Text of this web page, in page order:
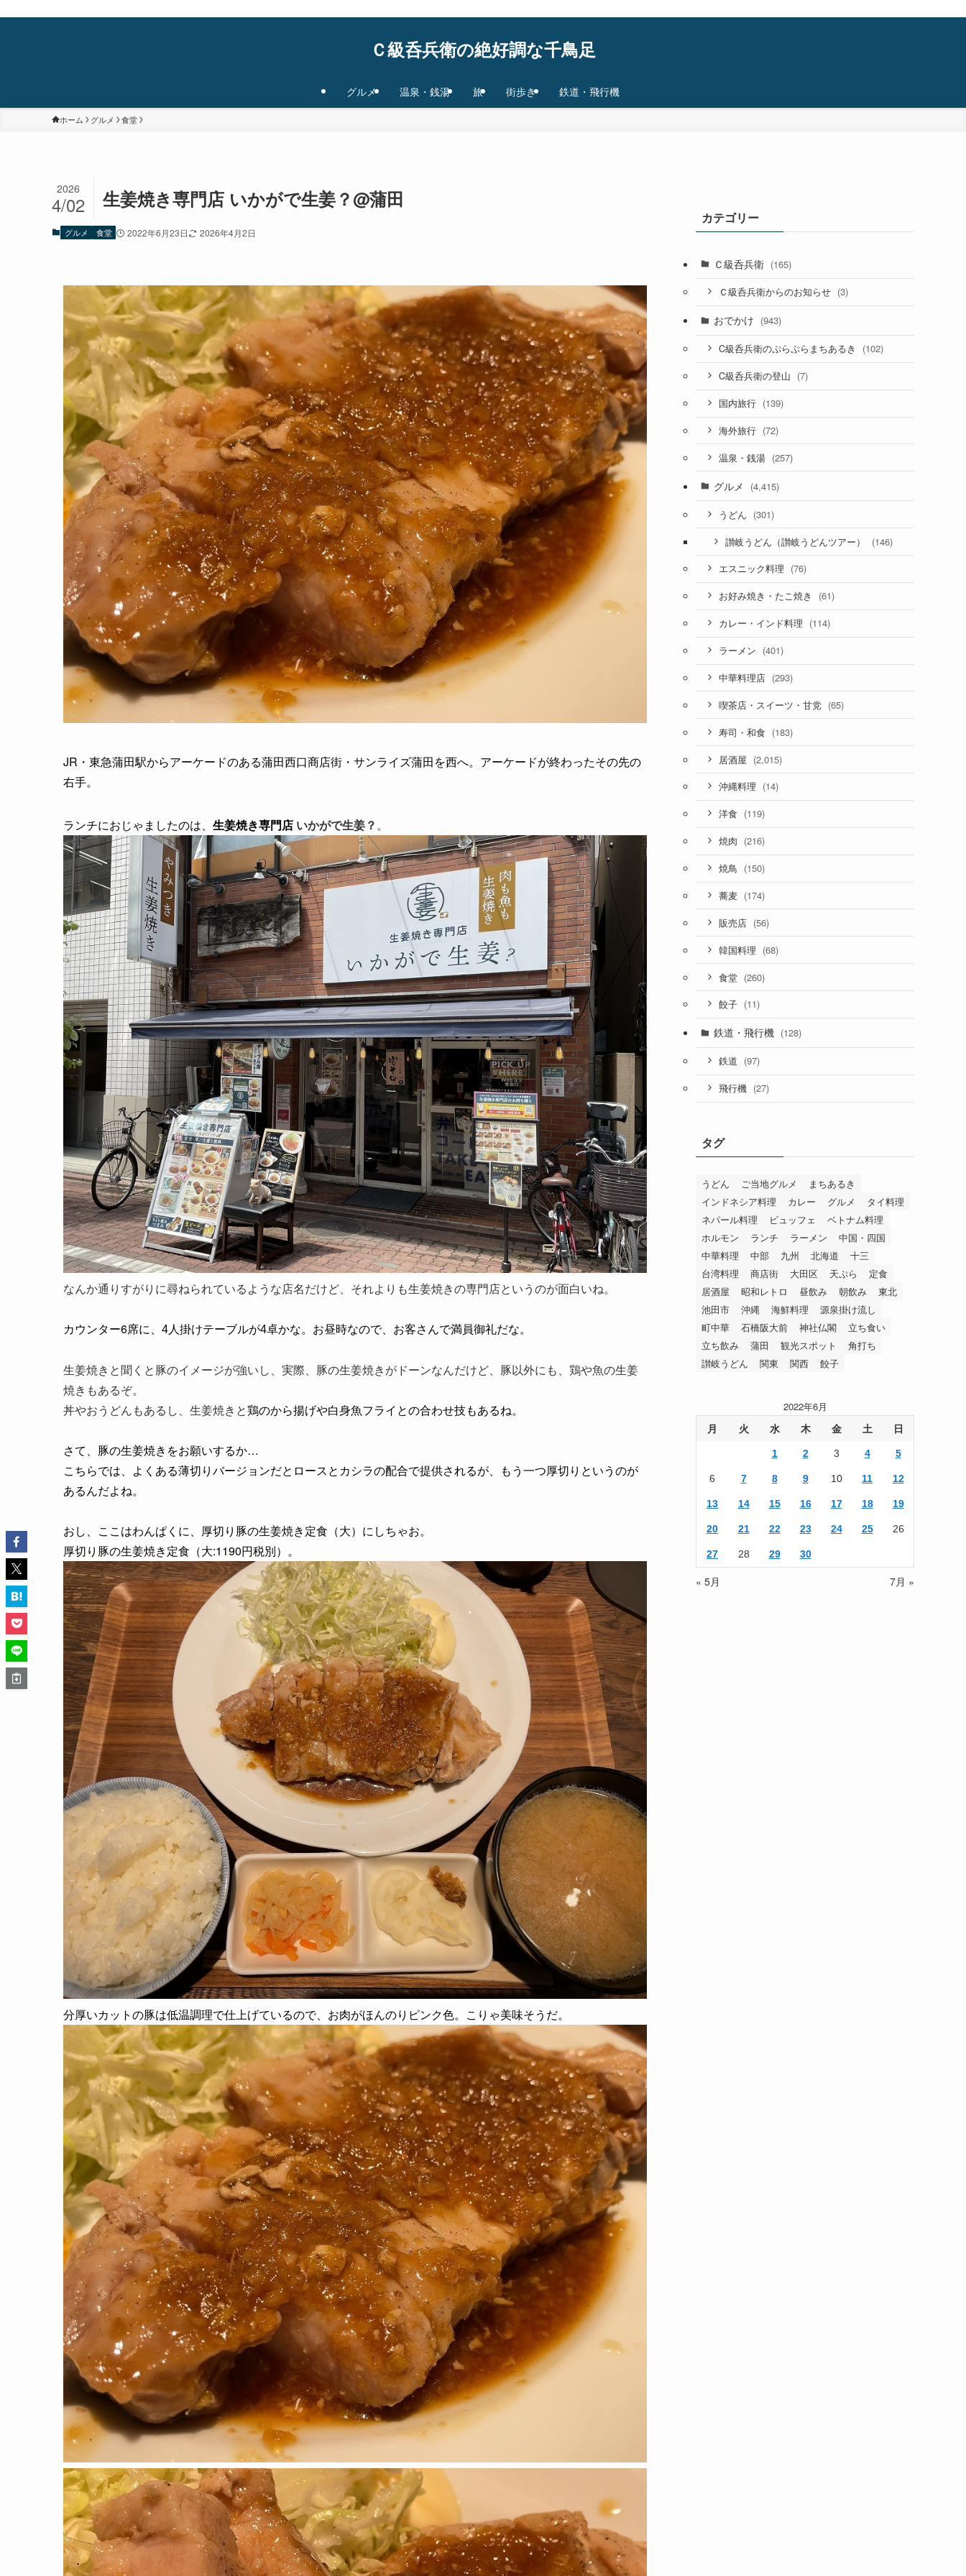
Ｃ級呑兵衛の絶好調な千鳥足
グルメ 温泉・銭湯 旅 街歩き 鉄道・飛行機
ホーム グルメ 食堂
生姜焼き専門店 いかがで生姜？@蒲田
2026
4/02
グルメ 食堂 2022年6月23日 2026年4月2日
JR・東急蒲田駅からアーケードのある蒲田西口商店街・サンライズ蒲田を西へ。アーケードが終わったその先の
右手。
ランチにおじゃましたのは、 生姜焼き専門店 いかがで生姜？。
なんか通りすがりに尋ねられているような店名だけど、 それよりも生姜焼きの専門店というのが面白いね。
カウンター6席に、 4人掛けテーブルが4卓かな。お昼時なので、お客さんで満員御礼だな。
生姜焼きと聞くと豚のイメージが強いし、実際、豚の生姜焼きがドーンなんだけど、 豚以外にも、鶏や魚の生姜
焼きもあるぞ。
丼やおうどんもあるし、生姜焼きと鶏のから揚げや白身魚フライとの合わせ技もあるね。
さて、豚の生姜焼きをお願いするか…
こちらでは、よくある薄切りバージョンだとロースとカシラの配合で提供されるが、もう一つ厚切りというのが
あるんだよね。
おし、ここはわんぱくに、厚切り豚の生姜焼き定食（大）にしちゃお。
厚切り豚の生姜焼き定食（大:1190円税別）。
分厚いカットの豚は低温調理で仕上げているので、お肉がほんのりピンク色。こりゃ美味そうだ。
カテゴリー
Ｃ級呑兵衛 (165)
Ｃ級呑兵衛からのお知らせ (3)
おでかけ (943)
C級呑兵衛のぷらぷらまちあるき (102)
C級呑兵衛の登山 (7)
国内旅行 (139)
海外旅行 (72)
温泉・銭湯 (257)
グルメ (4,415)
うどん (301)
讃岐うどん（讃岐うどんツアー） (146)
エスニック料理 (76)
お好み焼き・たこ焼き (61)
カレー・インド料理 (114)
ラーメン (401)
中華料理店 (293)
喫茶店・スイーツ・甘党 (65)
寿司・和食 (183)
居酒屋 (2,015)
沖縄料理 (14)
洋食 (119)
焼肉 (216)
焼鳥 (150)
蕎麦 (174)
販売店 (56)
韓国料理 (68)
食堂 (260)
餃子 (11)
鉄道・飛行機 (128)
鉄道 (97)
飛行機 (27)
タグ
うどん ご当地グルメ
まちあるき
インドネシア料理
カレー グルメ
タイ料理
ネパール料理
ビュッフェ
ベトナム料理
ホルモン
ランチ ラーメン
中国・四国
中華料理
中部 九州 北海道
十三
台湾料理
商店街 大田区 天ぷら
定食
居酒屋
昭和レトロ 昼飲み 朝飲み
東北
池田市
沖縄 海鮮料理
源泉掛け流し
町中華
石橋阪大前 神社仏閣
立ち食い
立ち飲み
蒲田 観光スポット
角打ち
讃岐うどん
関東 関西 餃子
2022年6月
月 火 水 木 金 土 日
1 2 3 4 5
6 7 8 9 10 11 12
13 14 15 16 17 18 19
20 21 22 23 24 25 26
27 28 29 30
« 5月 7月 »